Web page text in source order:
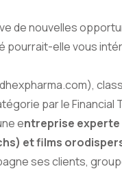
de nouvelles
pourrait-elle vous
par le
entreprise
et films
ses clients,